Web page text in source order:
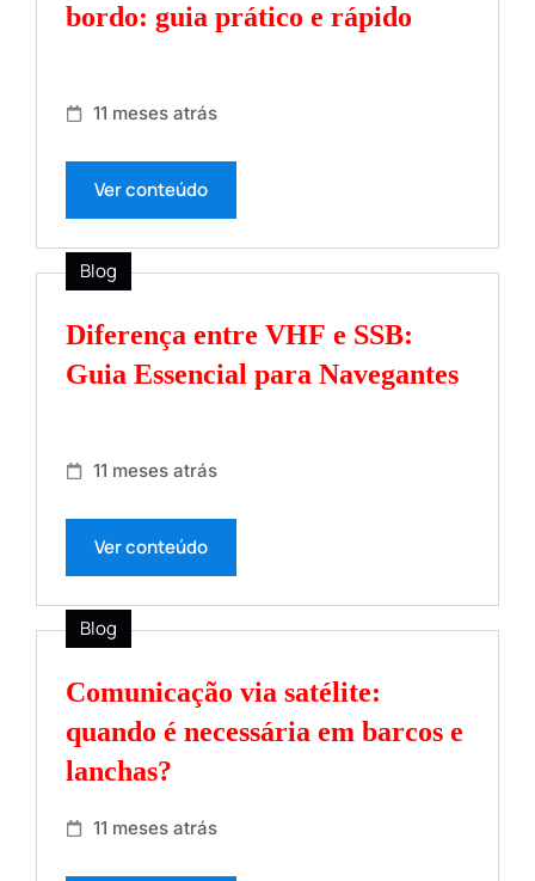
bordo: guia prático e rápido
11 meses atrás
Ver conteúdo
Blog
Diferença entre VHF e SSB:
Guia Essencial para Navegantes
11 meses atrás
Ver conteúdo
Blog
Comunicação via satélite:
quando é necessária em barcos e
lanchas?
11 meses atrás